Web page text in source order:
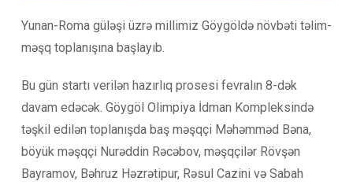
Yunan-Roma güləşi üzrə millimiz Göygöldə növbəti təlim-
məşq toplanışına başlayıb.
Bu gün startı verilən hazırlıq prosesi fevralın 8-dək
davam edəcək. Göygöl Olimpiya İdman Kompleksində
təşkil edilən toplanışda baş məşqçi Məhəmməd Bəna,
böyük məşqçi Nurəddin Rəcəbov, məşqçilər Rövşən
Bayramov, Bəhruz Həzrətipur, Rəsul Cazini və Sabah